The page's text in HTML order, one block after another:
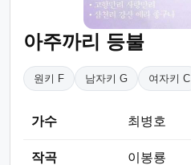
아주까리 등불
원키 F 남자키 G 여자키 C
가수 최병호
작곡 이봉룡